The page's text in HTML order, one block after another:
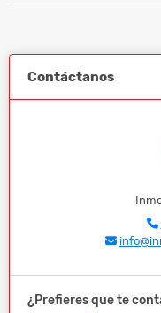
Contáctanos
¿Prefieres que te